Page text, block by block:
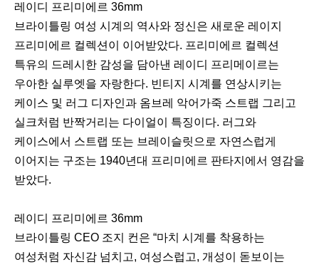
레이디 프리미에르 36mm
브라이틀링 여성 시계의 역사와 정신은 새로운 레이지
프리미에르 컬렉션이 이어받았다. 프리미에르 컬렉션
특유의 드레시한 감성을 담아낸 레이디 프리메이르는
우아한 실루엣을 자랑한다. 빈티지 시계를 연상시키는
케이스 및 러그 디자인과 옴브레 악어가죽 스트랩 그리고
실크처럼 반짝거리는 다이얼이 특징이다. 러그와
케이스에서 스트랩 또는 브레이슬릿으로 자연스럽게
이어지는 구조는 1940년대 프리미에르 판타지에서 영감을
받았다.
레이디 프리미에르 36mm
브라이틀링 CEO 조지 컨은 “마치 시계를 착용하는
여성처럼 자신감 넘치고, 여성스럽고, 개성이 돋보이는